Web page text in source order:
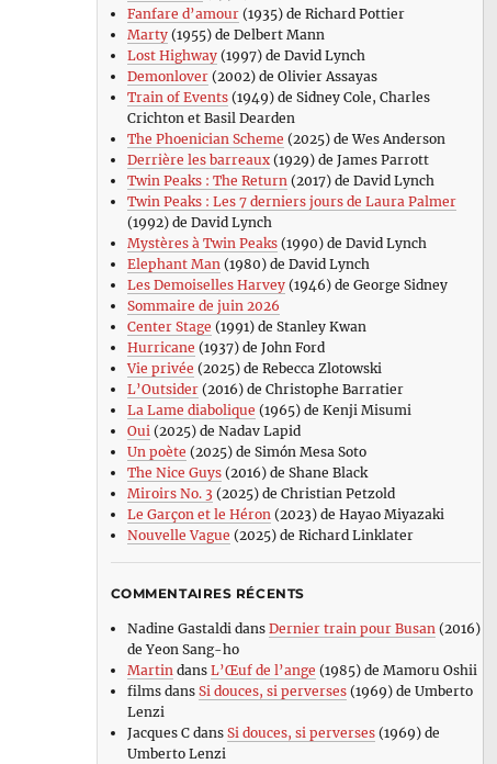
Fanfare d’amour(1935) de Richard Pottier
Marty(1955) de Delbert Mann
Lost Highway(1997) de David Lynch
Demonlover(2002) de Olivier Assayas
Train of Events(1949) de Sidney Cole, Charles
Crichton et Basil Dearden
The Phoenician Scheme (2025) de Wes Anderson
Derrière les barreaux(1929) de James Parrott
Twin Peaks : The Return (2017) de David Lynch
Twin Peaks : Les 7 derniers jours de Laura Palmer
(1992) de David Lynch
Mystères à Twin Peaks(1990) de David Lynch
Elephant Man (1980) de David Lynch
Les Demoiselles Harvey(1946) de George Sidney
Sommaire de juin 2026
Center Stage (1991) de Stanley Kwan
Hurricane (1937) de John Ford
Vie privée (2025) de Rebecca Zlotowski
L’Outsider(2016) de Christophe Barratier
La Lame diabolique (1965) de Kenji Misumi
Oui (2025) de Nadav Lapid
Un poète (2025) de Simón Mesa Soto
The Nice Guys(2016) de Shane Black
Miroirs No. 3 (2025) de Christian Petzold
Le Garçon et le Héron (2023) de Hayao Miyazaki
Nouvelle Vague (2025) de Richard Linklater
COMMENTAIRES RÉCENTS
Nadine Gastaldidans Dernier train pour Busan(2016)
de Yeon Sang-ho
Martindans L’Œuf de l’ange (1985) de Mamoru Oshii
filmsdans Si douces, si perverses(1969) de Umberto
Lenzi
Jacques Cdans Si douces, si perverses(1969) de
Umberto Lenzi